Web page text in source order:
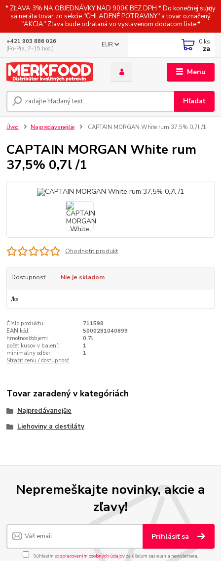
* ZĽAVA 3% NA OBJEDNÁVKY NAD 900€ BEZ DPH * Do konečnej sumy
sa neráta tovar zo sekcie "CHLADENÉ POTRAVINY" a tovar označený
"AKCIA" Zľava bude odrátaná vo vystavenom dodacom liste.*
Menu
EUR
Hľadať
+421 903 886 026
(Po-Pia, 7-15 hod.)
0 ks
za
Úvod Najpredávanejšie CAPTAIN MORGAN White rum 37,5% 0,7l /1
CAPTAIN MORGAN White rum
37,5% 0,7l /1
Ohodnotiť produkt
Dostupnosť Nie je skladom
/ks
Číslo produktu:
711598
EAN kód:
5000281040899
hmotnosť/objem:
0,7l
počet kusov v balení:
1
minimálny odber:
1
Strážiť cenu / dostupnosť
Tovar zaradený v kategóriách
Najpredávanejšie
Liehoviny a destiláty
Nepremeškajte novinky, akcie a
zľavy!
Prihlásiť sa
Súhlasím sospracovaním osobných údajov za účelom zasielania newslettera.